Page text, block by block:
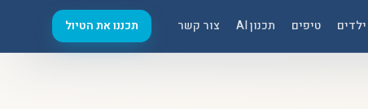
טיפים תכנון AI צור קשר תכננו את הטיול